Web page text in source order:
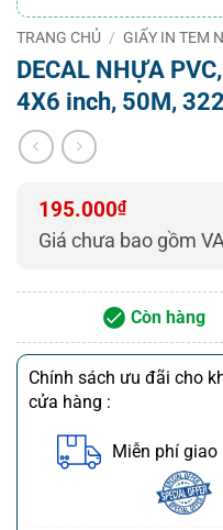
50.000.000 đ trở lên
– Nhận giao hàng và
các ngày
TRANG CHỦ / GIẤY IN TEM
DECAL NHỰA
4X6 inch, 50M,
195.000₫
Giá chưa bao gồm
Còn hàng
Chính sách ưu đãi cho
cửa hàng :
Miễn phí giao